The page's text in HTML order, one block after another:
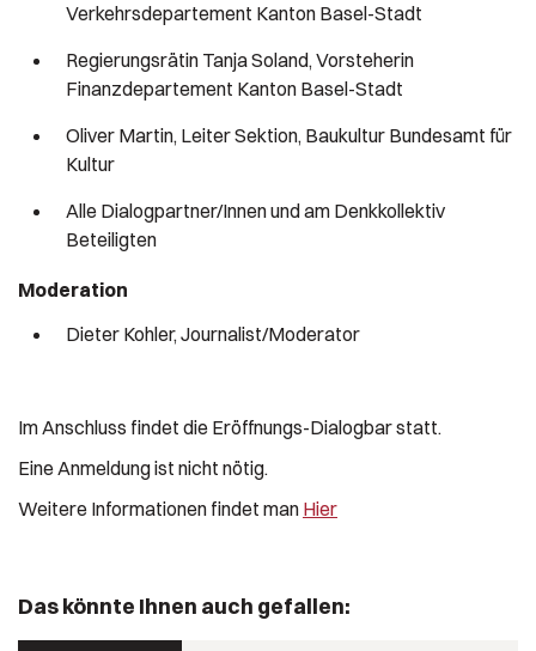
Verkehrsdepartement Kanton Basel-Stadt
Regierungsrätin Tanja Soland, Vorsteherin
Finanzdepartement Kanton Basel-Stadt
Oliver Martin, Leiter Sektion, Baukultur Bundesamt für
Kultur
Alle Dialogpartner/Innen und am Denkkollektiv
Beteiligten
Moderation
Dieter Kohler, Journalist/Moderator
Im Anschluss findet die Eröffnungs-Dialogbar statt.
Eine Anmeldung ist nicht nötig.
Weitere Informationen findet man Hier
Das könnte Ihnen auch gefallen: